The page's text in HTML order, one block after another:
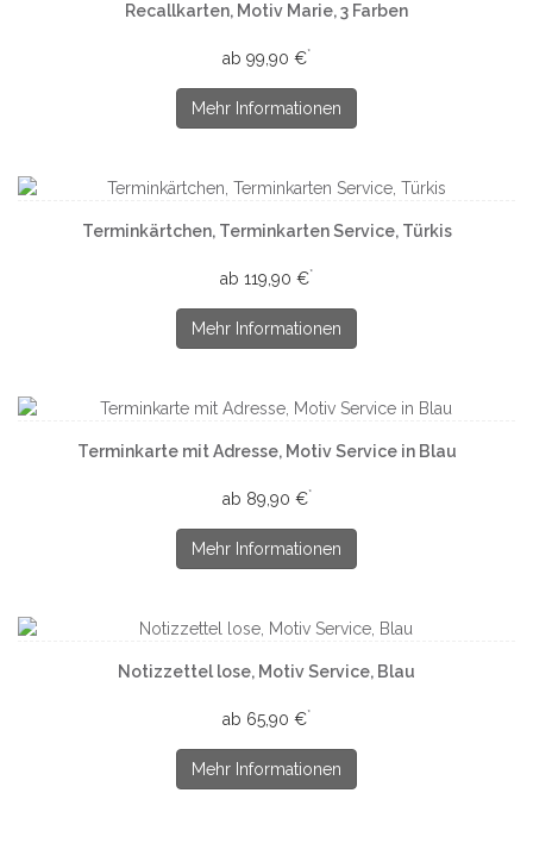
Recallkarten, Motiv Marie, 3 Farben
ab 99,90 €*
Mehr Informationen
Terminkärtchen, Terminkarten Service, Türkis
ab 119,90 €*
Mehr Informationen
Terminkarte mit Adresse, Motiv Service in Blau
ab 89,90 €*
Mehr Informationen
Notizzettel lose, Motiv Service, Blau
ab 65,90 €*
Mehr Informationen